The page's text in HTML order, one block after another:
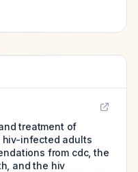
treatment of
infected adults
from cdc, the
and the hiv